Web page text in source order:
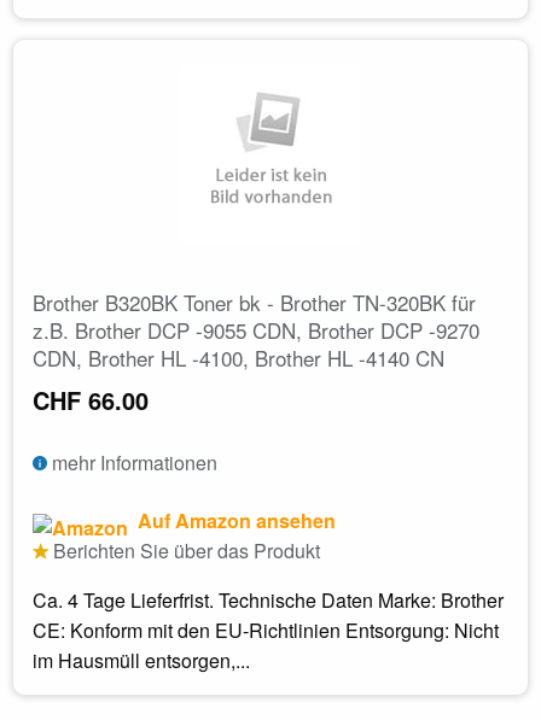
Brother B320BK Toner bk - Brother TN-320BK für
z.B. Brother DCP -9055 CDN, Brother DCP -9270
CDN, Brother HL -4100, Brother HL -4140 CN
CHF 66.00
mehr Informationen
Auf Amazon ansehen
Berichten Sie über das Produkt
Ca. 4 Tage Lieferfrist. Technische Daten Marke: Brother
CE: Konform mit den EU-Richtlinien Entsorgung: Nicht
im Hausmüll entsorgen,...